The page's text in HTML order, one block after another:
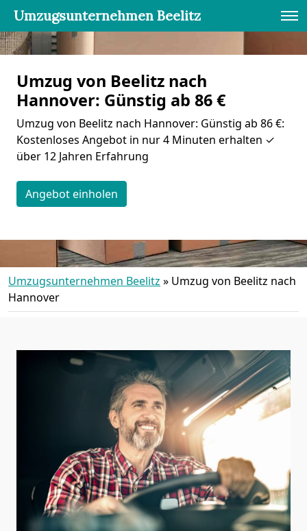
Umzugsunternehmen Beelitz
Umzug von Beelitz nach
Hannover: Günstig ab 86 €
Umzug von Beelitz nach Hannover: Günstig ab 86 €:
Kostenloses Angebot in nur 4 Minuten erhalten ✓
über 12 Jahren Erfahrung
Angebot einholen
Umzugsunternehmen Beelitz » Umzug von Beelitz nach
Hannover